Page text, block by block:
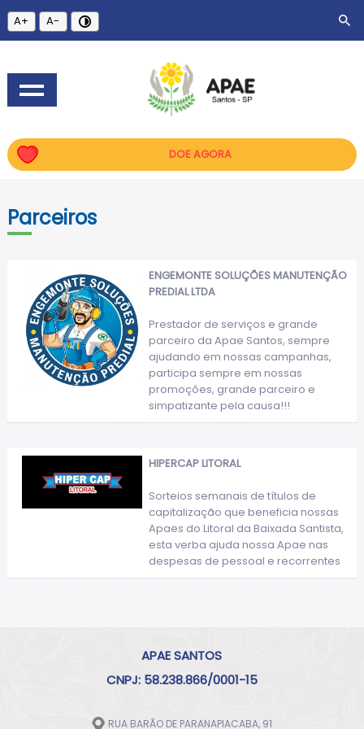
A+ A-
DOE AGORA
Parceiros
ENGEMONTE SOLUÇÕES MANUTENÇÃO
PREDIAL LTDA
Prestador de serviços e grande
parceiro da Apae Santos, sempre
ajudando em nossas campanhas,
participa sempre em nossas
promoções, grande parceiro e
simpatizante pela causa!!!
HIPERCAP LITORAL
Sorteios semanais de títulos de
capitalização que beneficia nossas
Apaes do Litoral da Baixada Santista,
esta verba ajuda nossa Apae nas
despesas de pessoal e recorrentes
APAE SANTOS
CNPJ: 58.238.866/0001-15
RUA BARÃO DE PARANAPIACABA, 91